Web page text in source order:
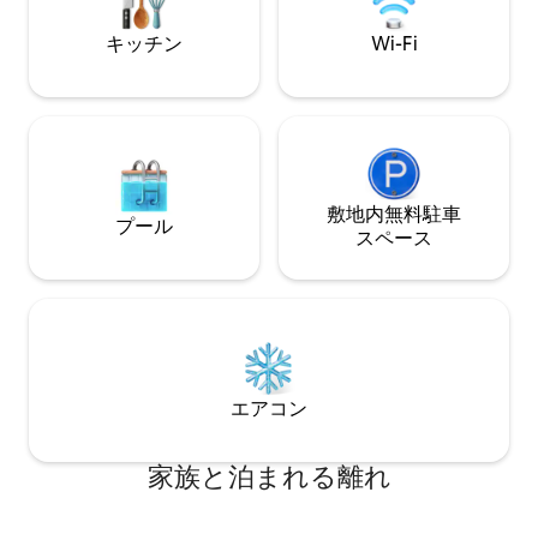
ブルームズベリーセットのカントリーハ
ウスであるチャールストン・ファームハ
イーストサセックスのおすすめスポット
用意しており、納屋へのアクセスも別途
スがあります。 すべての宿泊施設は1階建
てで、必要に応じて車椅子用の庭からテ
す。 私たちは納屋の北にある家に住んで
Yew Tree」はとても歓迎してくれ、地元
のエール「Harveys」やロングマンなど
の地元の職人の醸造物を提供していま
提供する村の店やカフェから徒歩3分で
す。 シーフォードとニューヘイブンのビ
キッチン Wi-Fi
プール
敷地内無料駐⁠車
ス⁠ペ⁠ー⁠ス
エアコン
家族と泊まれる離れ